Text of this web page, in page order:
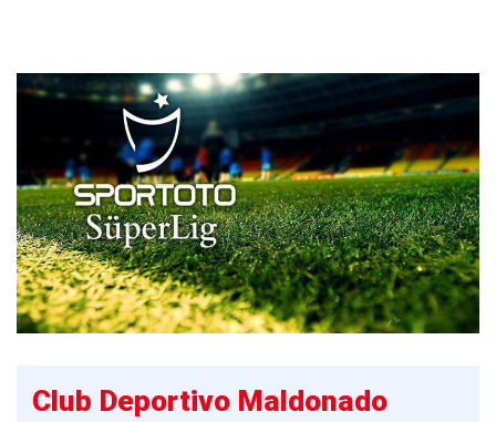
Club Deportivo Maldonado